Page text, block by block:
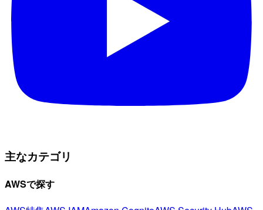
主なカテゴリ
AWSで探す